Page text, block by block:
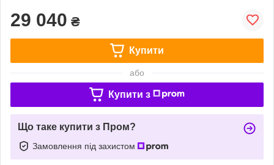
29 040 ₴
Купити
або
Купити з
Що таке купити з Пром?
Замовлення під захистом